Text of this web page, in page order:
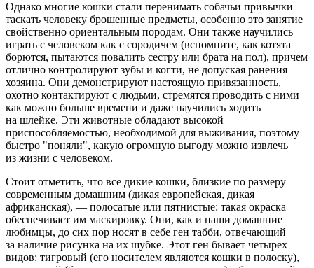
Однако многие кошки стали перенимать собачьи привычки —
таскать человеку брошенные предметы, особенно это занятие
свойственно ориентальным породам. Они также научились
играть с человеком как с сородичем (вспомните, как котята
борются, пытаются повалить сестру или брата на пол), причем
отлично контролируют зубы и когти, не допуская ранения
хозяина. Они демонстрируют настоящую привязанность,
охотно контактируют с людьми, стремятся проводить с ними
как можно больше времени и даже научились ходить
на шлейке. Эти животные обладают высокой
приспособляемостью, необходимой для выживания, поэтому
быстро "поняли", какую огромную выгоду можно извлечь
из жизни с человеком.
Стоит отметить, что все дикие кошки, близкие по размеру
современным домашним (дикая европейская, дикая
африканская), — полосатые или пятнистые: такая окраска
обеспечивает им маскировку. Они, как и наши домашние
любимцы, до сих пор носят в себе ген табби, отвечающий
за наличие рисунка на их шубке. Этот ген бывает четырех
видов: тигровый (его носителем являются кошки в полоску),